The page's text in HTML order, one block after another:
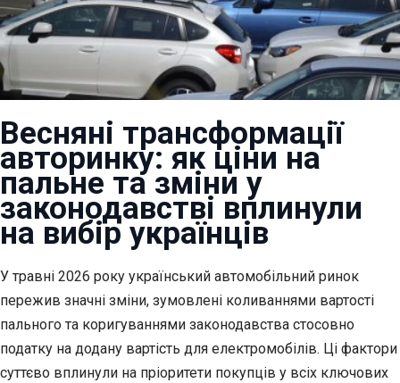
Весняні трансформації
авторинку: як ціни на
пальне та зміни у
законодавстві вплинули
на вибір українців
У травні 2026 року український автомобільний ринок
пережив значні зміни, зумовлені коливаннями вартості
пального та коригуваннями законодавства стосовно
податку на додану вартість для електромобілів. Ці фактори
суттєво вплинули на пріоритети покупців у всіх ключових